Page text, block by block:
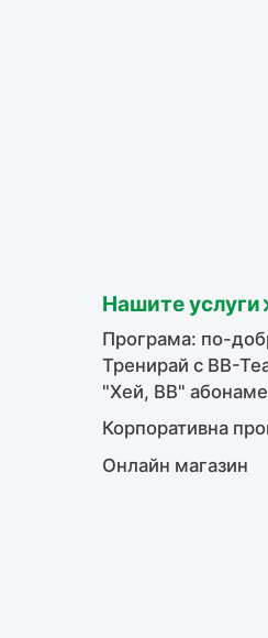
Нашите услуги
Програма: по-
Тренирай с BB-
"Хей, ВВ"
Корпоративна
Онлайн магазин